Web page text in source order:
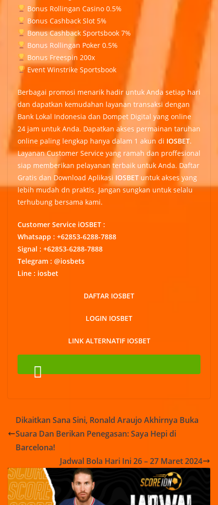
Bonus Rollingan Casino 0.5%
Bonus Cashback Slot 5%
Bonus Cashback Sportsbook 7%
Bonus Rollingan Poker 0.5%
Bonus Freespin 200x
Event Winstrike Sportsbook
Berbagai promosi menarik hadir untuk Anda setiap hari
dan dapatkan kemudahan layanan transaksi dengan
Bank Lokal Indonesia dan Dompet Digital yang online
24 jam untuk Anda. Dapatkan akses permainan taruhan
online paling lengkap hanya dalam 1 akun di IOSBET.
Layanan Customer Service yang ramah dan proffesional
siap memberikan pelayanan terbaik untuk Anda. Daftar
Gratis dan Download Aplikasi IOSBET untuk akses yang
lebih mudah dn praktis. Jangan sungkan untuk selalu
terhubung bersama kami.
Customer Service iOSBET :
Whatsapp : +62853-6288-7888
Signal : +62853-6288-7888
Telegram : @iosbets
Line : iosbet
DAFTAR IOSBET
LOGIN IOSBET
LINK ALTERNATIF IOSBET
Dikaitkan Sana Sini, Ronald Araujo Akhirnya Buka
Suara Dan Berikan Penegasan: Saya Hepi di
Barcelona!
Jadwal Bola Hari Ini 26 – 27 Maret 2024